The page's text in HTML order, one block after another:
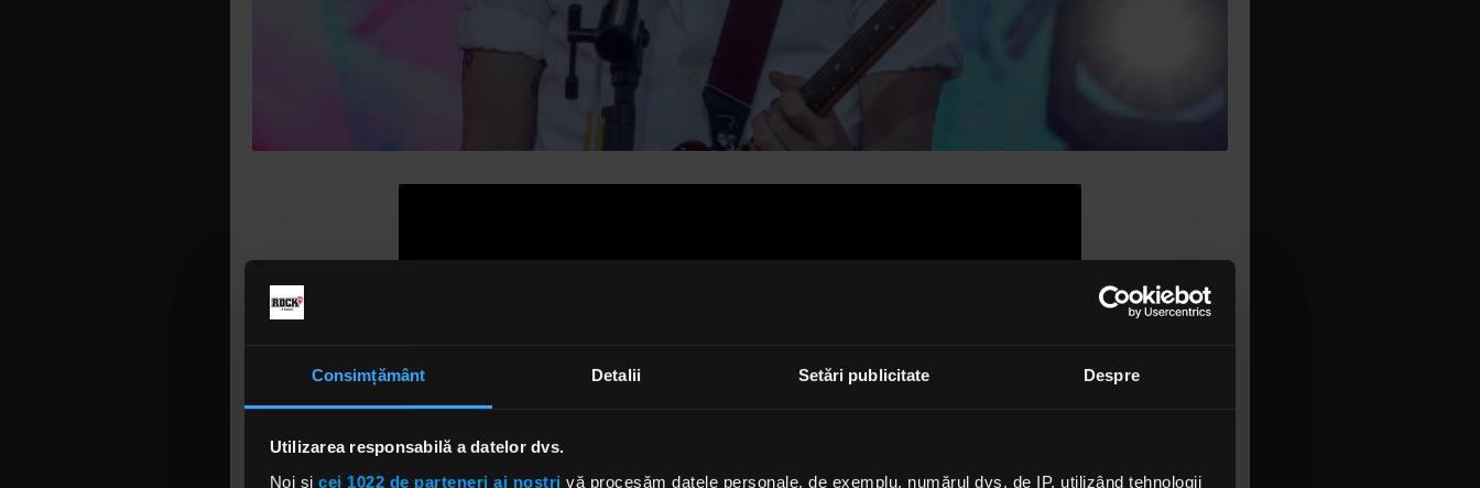
Consimțământ Detalii Setări publicitate Despre
Utilizarea responsabilă a datelor dvs.
Noi și cei 1022 de parteneri ai noștri vă procesăm datele personale, de exemplu, numărul dvs. de IP, utilizând tehnologii
Up That Hill”, melodia Kate Bush devenită hitul verii 2022. Actorul din
„Stranger Things”, Jamie Campbell Bower, a dezvăluit recent într-un episod al